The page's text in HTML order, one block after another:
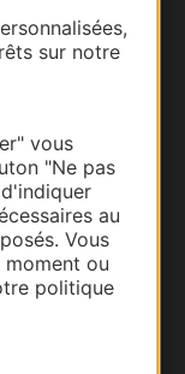
sur notre
vous
"Ne pas
au
Vous
ou
politique